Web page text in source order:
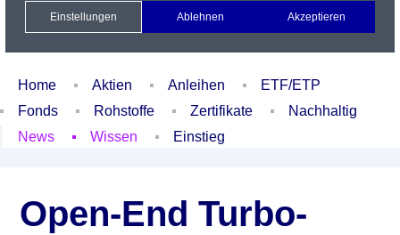
Xetra Realtime
Watchlist Portfolio Login
Home Aktien Anleihen
ETF/ETP
Fonds
Rohstoffe Zertifikate
Nachhaltig
News
Wissen Einstieg
Open-End Turbo-
Einstellungen Ablehnen Akzeptieren